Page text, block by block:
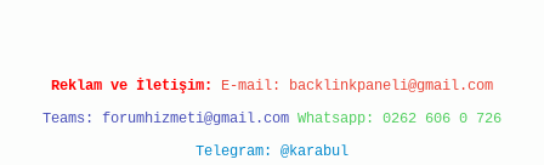
Reklam ve İletişim: E-mail: backlinkpaneli@gmail.com
Teams: forumhizmeti@gmail.com Whatsapp: 0262 606 0 726
Telegram: @karabul